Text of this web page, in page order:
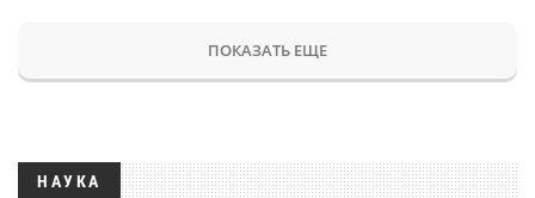
ПОКАЗАТЬ ЕЩЕ
НАУКА